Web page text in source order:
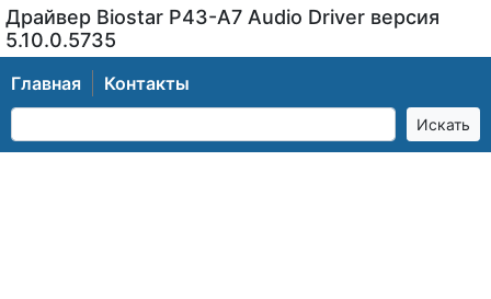
Драйвер Biostar P43-A7 Audio Driver версия
5.10.0.5735
Главная Контакты